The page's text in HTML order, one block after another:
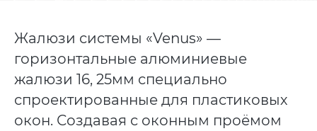
Жалюзи системы «Venus» —
горизонтальные алюминиевые
жалюзи 16, 25мм специально
спроектированные для пластиковых
окон. Создавая с оконным проёмом